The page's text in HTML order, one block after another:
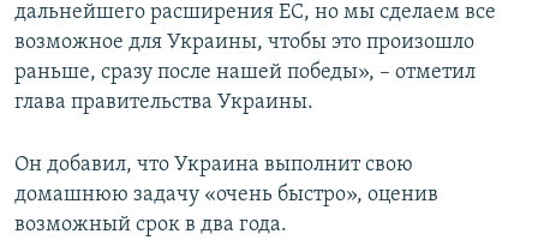
дальнейшего расширения ЕС, но мы сделаем все
возможное для Украины, чтобы это произошло
раньше, сразу после нашей победы», – отметил
глава правительства Украины.
Он добавил, что Украина выполнит свою
домашнюю задачу «очень быстро», оценив
возможный срок в два года.